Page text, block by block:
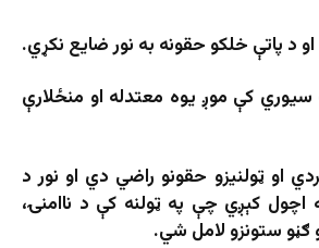
د پاتې خلکو حقونه به نور ضایع نکړي.
کې موږ یوه معتدله او منځلارې
او ټولنیزو حقونو راضي دي او نور د
کېږي چې په ټولنه کې د ناامنۍ،
ګڼو ستونزو لامل شي.